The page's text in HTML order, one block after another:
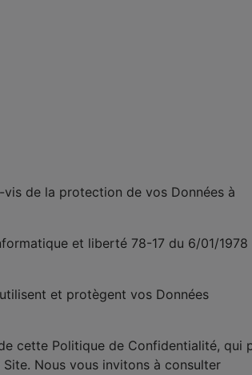
de la protection de vos Données à
et liberté 78-17 du 6/01/1978
et protègent vos Données
cette Politique de Confidentialité, qui
Nous vous invitons à consulter